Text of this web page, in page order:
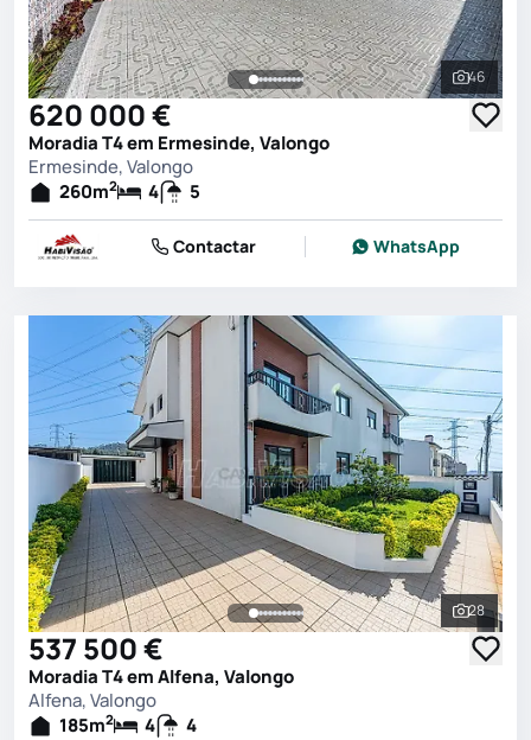
Ver
46
620 000 €
Moradia T4 em Ermesinde, Valongo
Ermesinde, Valongo
260m2 4 5
Contactar WhatsApp
Ver
28
537 500 €
Moradia T4 em Alfena, Valongo
Alfena, Valongo
185m2 4 4